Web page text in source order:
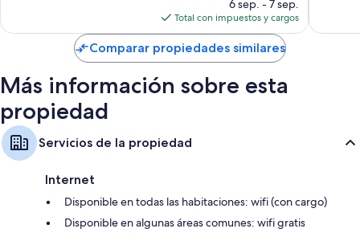
Televisiones LCD con canales de televisión premium
Microondas, camas infantiles gratuitas y cafeteras
actual
es
de
$156
6 sep. - 7 sep.
Total con impuestos y cargos
Comparar propiedades similares
Más información sobre esta
propiedad
Servicios de la propiedad
Internet
Disponible en todas las habitaciones: wifi (con cargo)
Disponible en algunas áreas comunes: wifi gratis